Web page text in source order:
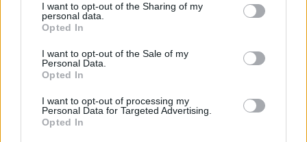
I want to opt-out of the Sharing of my
personal data.
Opted In
I want to opt-out of the Sale of my
Personal Data.
Opted In
I want to opt-out of processing my
Personal Data for Targeted Advertising.
Opted In